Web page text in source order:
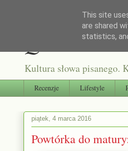
Qultura
Kultura słowa pisanego.
Recenzje Lifestyle
piątek, 4 marca 2016
Powtórka do
This site
are shared
statistics,